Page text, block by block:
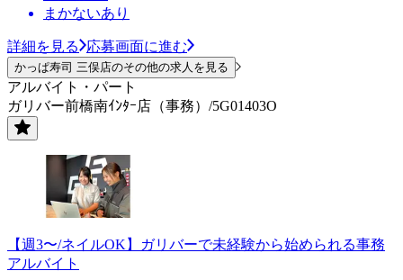
まかないあり
詳細を見る 応募画面に進む
かっぱ寿司 三俣店のその他の求人を見る
アルバイト・パート
ガリバー前橋南ｲﾝﾀｰ店（事務）/5G01403O
【週3〜/ネイルOK】ガリバーで未経験から始められる事務
アルバイト